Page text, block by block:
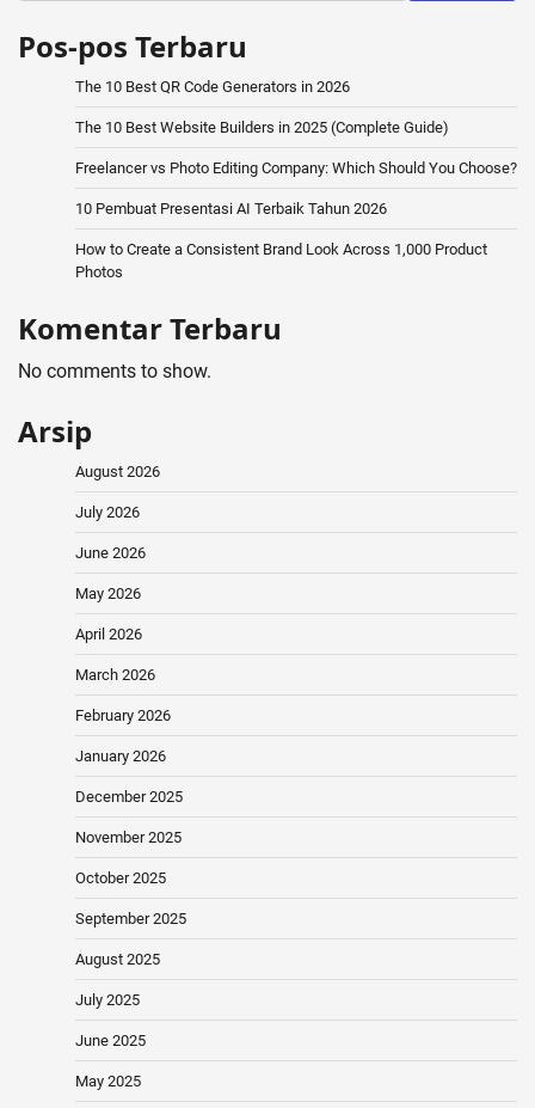
Pos-pos Terbaru
The 10 Best QR Code Generators in 2026
The 10 Best Website Builders in 2025 (Complete Guide)
Freelancer vs Photo Editing Company: Which Should You Choose?
10 Pembuat Presentasi AI Terbaik Tahun 2026
How to Create a Consistent Brand Look Across 1,000 Product
Photos
Komentar Terbaru
No comments to show.
Arsip
August 2026
July 2026
June 2026
May 2026
April 2026
March 2026
February 2026
January 2026
December 2025
November 2025
October 2025
September 2025
August 2025
July 2025
June 2025
May 2025